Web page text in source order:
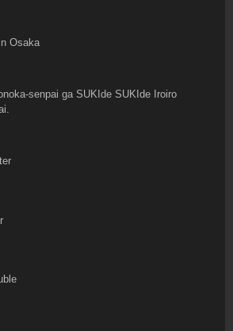
Osaka
senpai ga SUKIde SUKIde Iroiro